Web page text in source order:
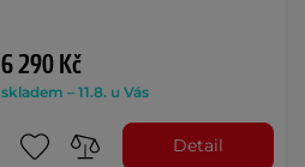
6 290 Kč
skladem – 11.8. u Vás
Detail